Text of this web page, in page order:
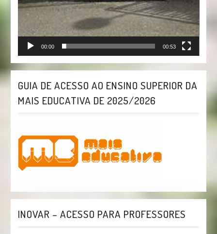
00:00 00:53
GUIA DE ACESSO AO ENSINO SUPERIOR DA
MAIS EDUCATIVA DE 2025/2026
INOVAR – ACESSO PARA PROFESSORES